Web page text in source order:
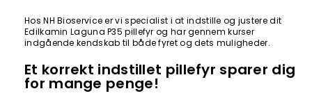
Hos NH Bioservice er vi specialist i at indstille og justere dit
Edilkamin Laguna P35 pillefyr og har gennem kurser
indgående kendskab til både fyret og dets muligheder.
Et korrekt indstillet pillefyr sparer dig
for mange penge!